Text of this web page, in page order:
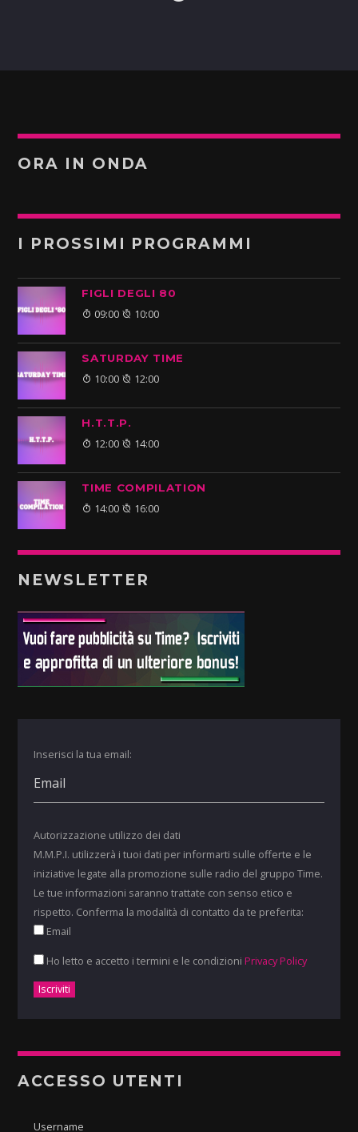
ORA IN ONDA
I PROSSIMI PROGRAMMI
FIGLI DEGLI 80
09:00 10:00
SATURDAY TIME
10:00 12:00
H.T.T.P.
12:00 14:00
TIME COMPILATION
14:00 16:00
NEWSLETTER
Inserisci la tua email:
Autorizzazione utilizzo dei dati
M.M.P.I. utilizzerà i tuoi dati per informarti sulle offerte e le
iniziative legate alla promozione sulle radio del gruppo Time.
Le tue informazioni saranno trattate con senso etico e
rispetto. Conferma la modalità di contatto da te preferita:
Email
Ho letto e accetto i termini e le condizioni Privacy Policy
ACCESSO UTENTI
Username